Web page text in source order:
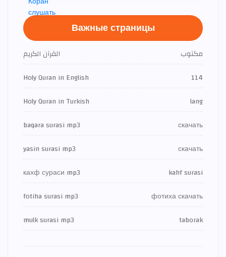
Важные страницы
القرآن الكريم
مكتوب
Holy Quran in English
114
Holy Quran in Turkish
lang
baqara surasi mp3
скачать
yasin surasi mp3
скачать
кахф сураси mp3
kahf surasi
fotiha surasi mp3
фотиха скачать
mulk surasi mp3
taborak